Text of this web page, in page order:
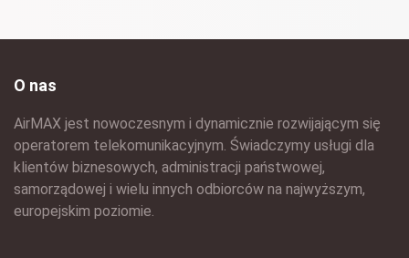
O nas
AirMAX jest nowoczesnym i dynamicznie rozwijającym się
operatorem telekomunikacyjnym. Świadczymy usługi dla
klientów biznesowych, administracji państwowej,
samorządowej i wielu innych odbiorców na najwyższym,
europejskim poziomie.